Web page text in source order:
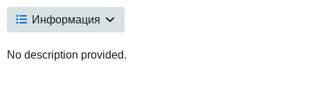
Информация
No description provided.